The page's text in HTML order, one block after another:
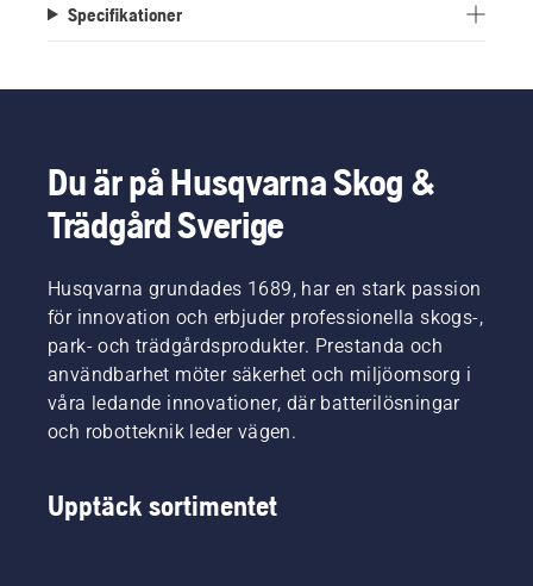
Specifikationer
Du är på Husqvarna Skog &
Trädgård Sverige
Husqvarna grundades 1689, har en stark passion
för innovation och erbjuder professionella skogs-,
park- och trädgårdsprodukter. Prestanda och
användbarhet möter säkerhet och miljöomsorg i
våra ledande innovationer, där batterilösningar
och robotteknik leder vägen.
Upptäck sortimentet